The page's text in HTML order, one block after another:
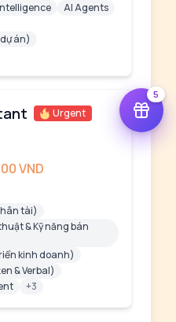
AI Agents
án)
Urgent
VND
tài)
& Kỹ năng bán
kinh doanh)
& Verbal)
+3
5